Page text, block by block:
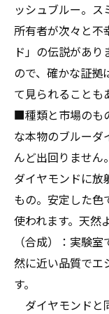
ッシュブルー。ス
所有者が次々と不
ド」の伝説があ
ので、確かな証拠
て見られることも
■種類と市場のも
な本物のブルーダ
んど出回りません
ダイヤモンドに放
もの。安定した色
使われます。天然
（合成）：実験
然に近い品質でエ
す。
ダイヤモンドと